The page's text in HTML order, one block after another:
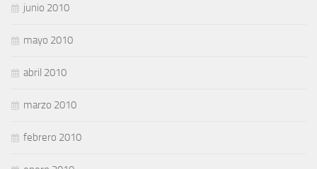
junio 2010
mayo 2010
abril 2010
marzo 2010
febrero 2010